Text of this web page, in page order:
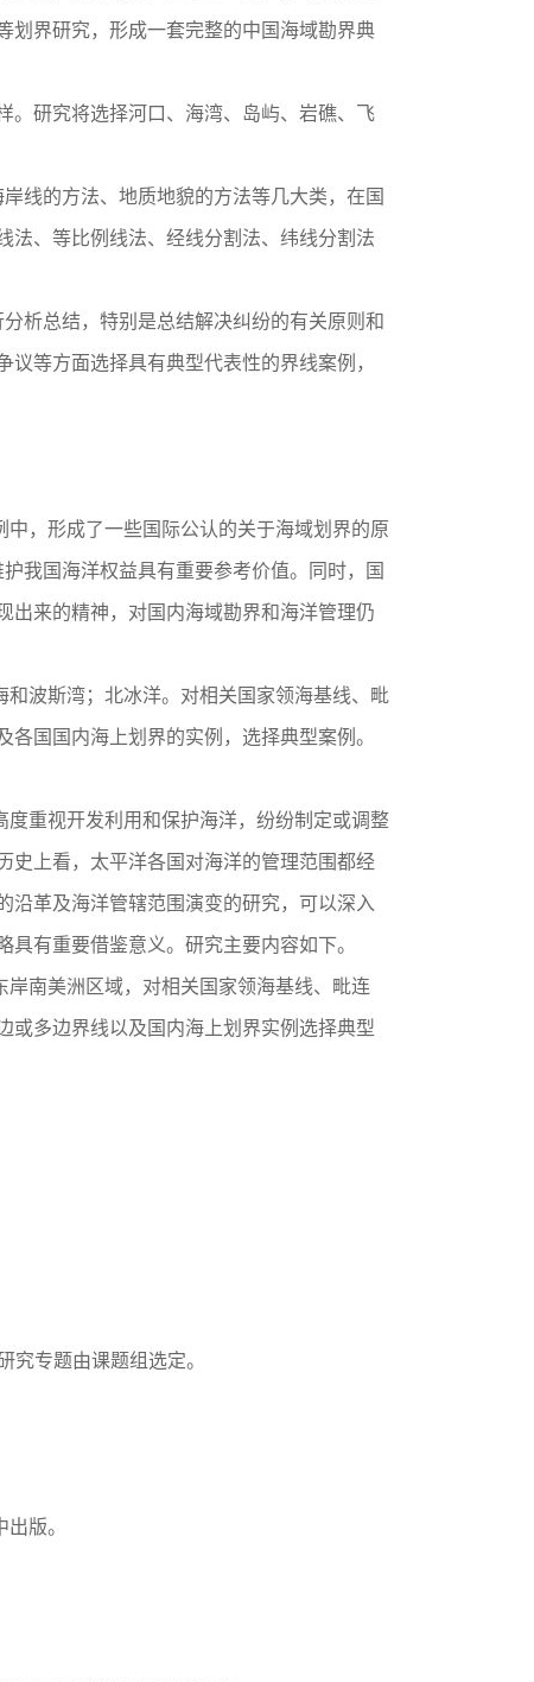
划界研究，形成一套完整的中国海域勘界典
研究将选择河口、海湾、岛屿、岩礁、飞
线的方法、地质地貌的方法等几大类，在国
法、等比例线法、经线分割法、纬线分割法
析总结，特别是总结解决纠纷的有关原则和
等方面选择具有典型代表性的界线案例，
，形成了一些国际公认的关于海域划界的原
我国海洋权益具有重要参考价值。同时，国
出来的精神，对国内海域勘界和海洋管理仍
波斯湾；北冰洋。对相关国家领海基线、毗
国国内海上划界的实例，选择典型案例。
重视开发利用和保护海洋，纷纷制定或调整
史上看，太平洋各国对海洋的管理范围都经
沿革及海洋管辖范围演变的研究，可以深入
有重要借鉴意义。研究主要内容如下。
南美洲区域，对相关国家领海基线、毗连
或多边界线以及国内海上划界实例选择典型
专题由课题组选定。
版。